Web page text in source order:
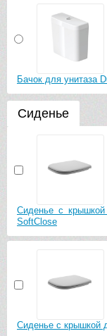
Бачок для унитаза
Сиденье
Сиденье с крышкой
SoftClose
Сиденье с крышкой